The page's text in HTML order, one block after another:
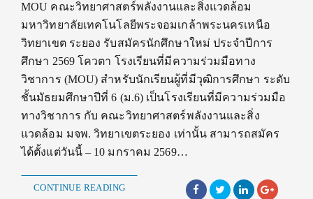
MOU คณะวิทยาศาสตร์พลังงานและสิ่งแวดล้อม
มหาวิทยาลัยเทคโนโลยีพระจอมเกล้าพระนครเหนือ
วิทยาเขต ระยอง รับสมัครนักศึกษาใหม่ ประจำปีการ
ศึกษา 2569 โควตา โรงเรียนที่มีความร่วมมือทาง
วิชาการ (MOU) สำหรับนักเรียนผู้ที่มีวุฒิการศึกษา ระดับ
ชั้นมัธยมศึกษาปีที่ 6 (ม.6) เป็นโรงเรียนที่มีความร่วมมือ
ทางวิชาการ กับ คณะวิทยาศาสตร์พลังงานและสิ่ง
แวดล้อม มจพ. วิทยาเขตระยอง เท่านั้น สามารถสมัคร
ได้ตั้งแต่วันนี้ – 10 มกราคม 2569…
CONTINUE READING